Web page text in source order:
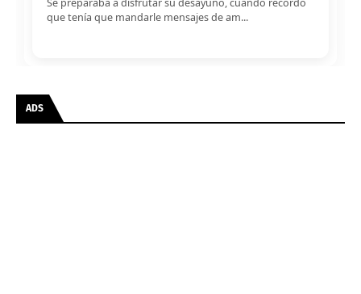
Se preparaba a disfrutar su desayuno, cuando recordó
que tenía que mandarle mensajes de am...
ADS